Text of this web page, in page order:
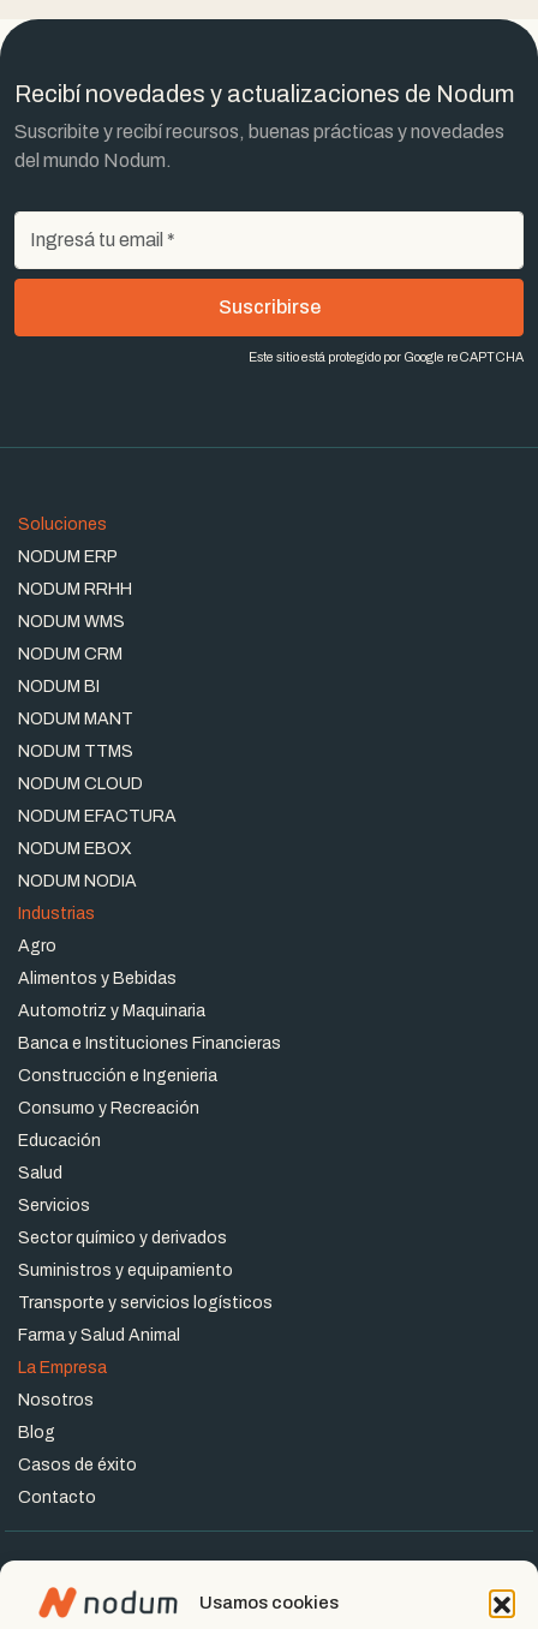
Usamos cookies
Recibí novedades y actualizaciones de Nodum
Suscribite y recibí recursos, buenas prácticas y novedades
del mundo Nodum.
Suscribirse
Este sitio está protegido por Google reCAPTCHA
Soluciones
NODUM ERP
NODUM RRHH
NODUM WMS
NODUM CRM
NODUM BI
NODUM MANT
NODUM TTMS
NODUM CLOUD
NODUM EFACTURA
NODUM EBOX
NODUM NODIA
Industrias
Agro
Alimentos y Bebidas
Automotriz y Maquinaria
Banca e Instituciones Financieras
Construcción e Ingenieria
Consumo y Recreación
Educación
Salud
Servicios
Sector químico y derivados
Suministros y equipamiento
Transporte y servicios logísticos
Farma y Salud Animal
La Empresa
Nosotros
Blog
Casos de éxito
Contacto